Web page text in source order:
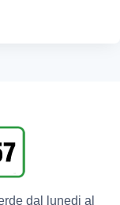
dal lunedi al